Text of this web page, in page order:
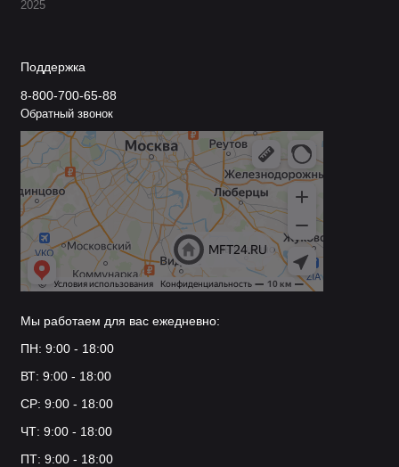
2025
Поддержка
8-800-700-65-88
Обратный звонок
Мы работаем для вас ежедневно:
ПН: 9:00 - 18:00
ВТ: 9:00 - 18:00
СР: 9:00 - 18:00
ЧТ: 9:00 - 18:00
ПТ: 9:00 - 18:00